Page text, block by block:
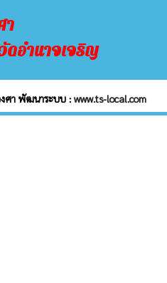
า
ดอำนาจเจริญ
ศา พัฒนาระบบ : www.ts-local.com